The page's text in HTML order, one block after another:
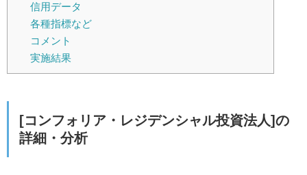
信用データ
各種指標など
コメント
実施結果
[コンフォリア・レジデンシャル投資法人]の
詳細・分析